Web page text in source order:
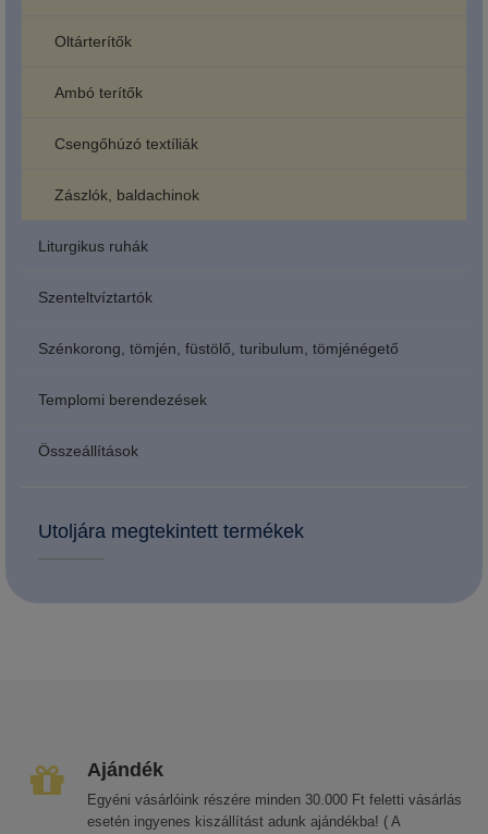
Oltárterítők
Ambó terítők
Csengőhúzó textíliák
Zászlók, baldachinok
Liturgikus ruhák
Szenteltvíztartók
Szénkorong, tömjén, füstölő, turibulum, tömjénégető
Templomi berendezések
Összeállítások
Utoljára megtekintett termékek
Ajándék
Egyéni vásárlóink részére minden 30.000 Ft feletti vásárlás
esetén ingyenes kiszállítást adunk ajándékba! ( A